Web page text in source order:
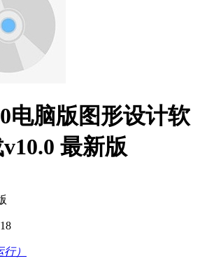
电脑版图形设计软
最新版
）